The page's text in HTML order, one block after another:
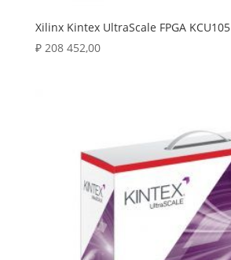
Xilinx Kintex UltraScale FPGA
₽208 452,00